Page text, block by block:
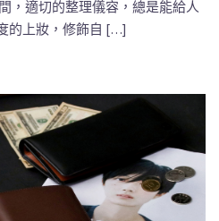
，適切的整理儀容，總是能給人
的上妝，修飾自 […]